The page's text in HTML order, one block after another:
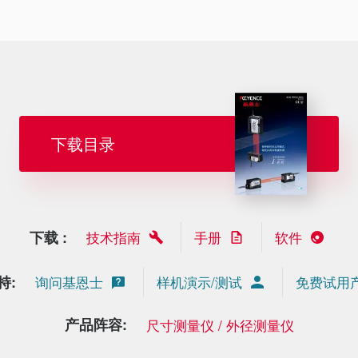
下载目录
下载 : 技术指南 手册 软件
: 询问基恩士 样机演示/测试 免费试用
产品阵容: 尺寸测量仪 / 外径测量仪